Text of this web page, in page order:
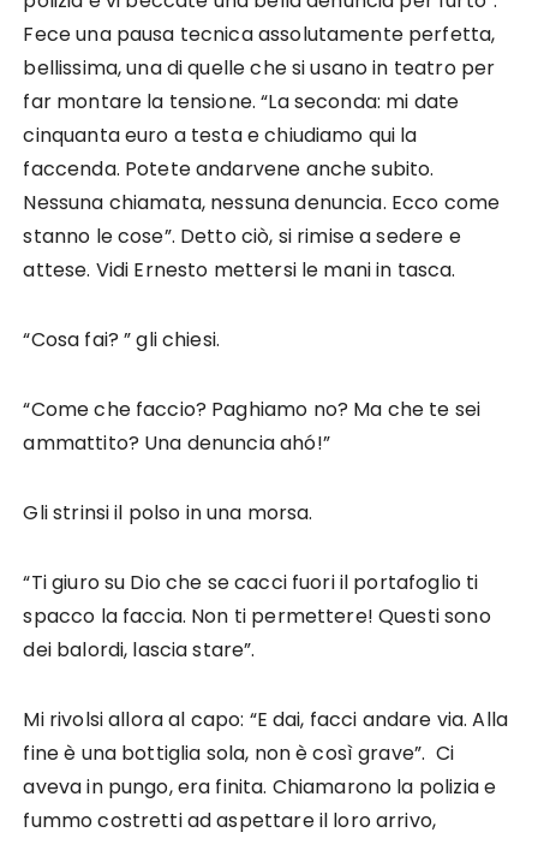
Fece una pausa tecnica assolutamente perfetta,
bellissima, una di quelle che si usano in teatro per
far montare la tensione. “La seconda: mi date
cinquanta euro a testa e chiudiamo qui la
faccenda. Potete andarvene anche subito.
Nessuna chiamata, nessuna denuncia. Ecco come
stanno le cose”. Detto ciò, si rimise a sedere e
attese. Vidi Ernesto mettersi le mani in tasca.
“Cosa fai? ” gli chiesi.
“Come che faccio? Paghiamo no? Ma che te sei
ammattito? Una denuncia ahó!”
Gli strinsi il polso in una morsa.
“Ti giuro su Dio che se cacci fuori il portafoglio ti
spacco la faccia. Non ti permettere! Questi sono
dei balordi, lascia stare”.
Mi rivolsi allora al capo: “E dai, facci andare via. Alla
fine è una bottiglia sola, non è così grave”. Ci
aveva in pungo, era finita. Chiamarono la polizia e
fummo costretti ad aspettare il loro arrivo,